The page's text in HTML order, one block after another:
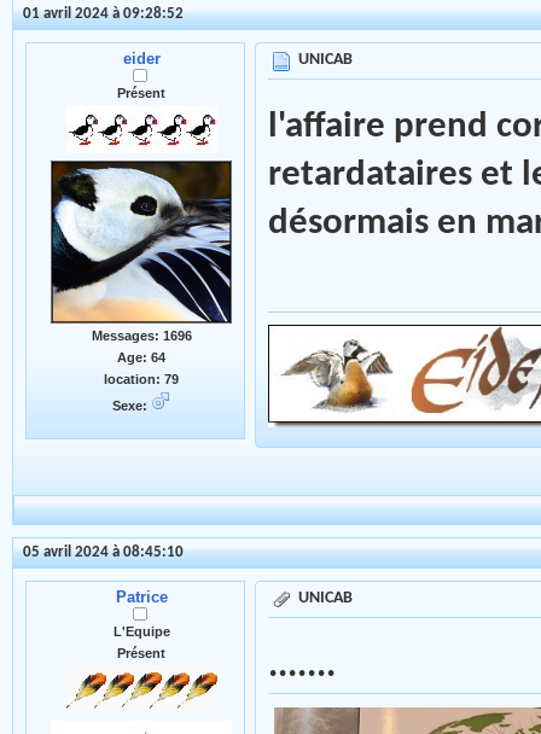
01 avril 2024 à 09:28:52
eider
Présent
Messages: 1696
Age: 64
location: 79
Sexe:
UNICAB
l'affaire prend
retardataires et
désormais en
05 avril 2024 à 08:45:10
Patrice
L'Equipe
Présent
UNICAB
.......